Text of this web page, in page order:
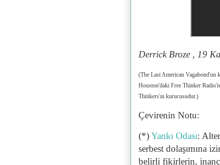
Derrick Broze , 19
(The Last American Vagabond'un
Houston'daki Free Thinker
Thinkers'ın kurucusudur.)
Çevirenin Notu:
(*)Yankı Odası:
serbest dolaşımına
belirli fikirlerin,